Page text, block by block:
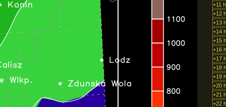
+11 h
+12
+13
+14
+15
+16
+17
+18
+19
+20
+21
+22